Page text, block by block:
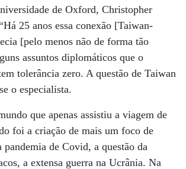
de Oxford, Christopher
25 anos essa conexão [Taiwan-
[pelo menos não de forma tão
assuntos diplomáticos que o
tolerância zero. A questão de Taiwan
o especialista.
que apenas assistiu a viagem de
foi a criação de mais um foco de
pandemia de Covid, a questão da
a extensa guerra na Ucrânia. Na